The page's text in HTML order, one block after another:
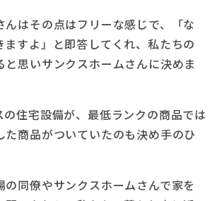
んはその点はフリーな感じで、「な
ますよ」と即答してくれ、私たちの
と思いサンクスホームさんに決めま
の住宅設備が、最低ランクの商品では
た商品がついていたのも決め手のひ
の同僚やサンクスホームさんで家を